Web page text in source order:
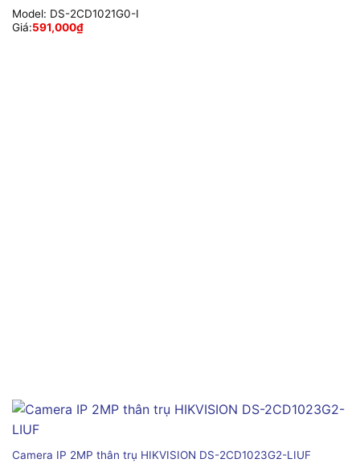
Model: DS-2CD1021G0-I
Giá:591,000₫
Camera IP 2MP thân trụ HIKVISION DS-2CD1023G2-LIUF